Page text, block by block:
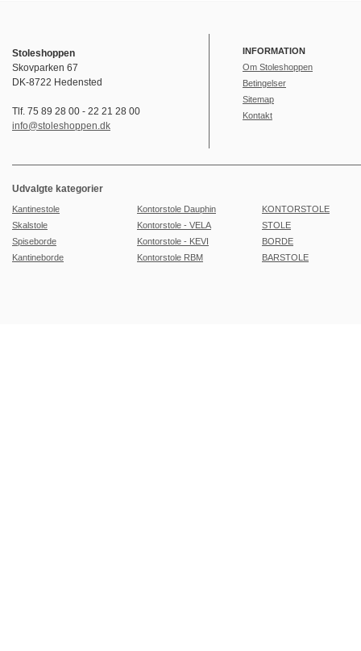
Stoleshoppen
Skovparken 67
DK-8722 Hedensted
Tlf. 75 89 28 00 - 22 21 28 00
info@stoleshoppen.dk
INFORMATION
Om Stoleshoppen
Betingelser
Sitemap
Kontakt
Udvalgte kategorier
Kantinestole
Skalstole
Spiseborde
Kantineborde
Kontorstole Dauphin
Kontorstole - VELA
Kontorstole - KEVI
Kontorstole RBM
KONTORSTOLE
STOLE
BORDE
BARSTOLE